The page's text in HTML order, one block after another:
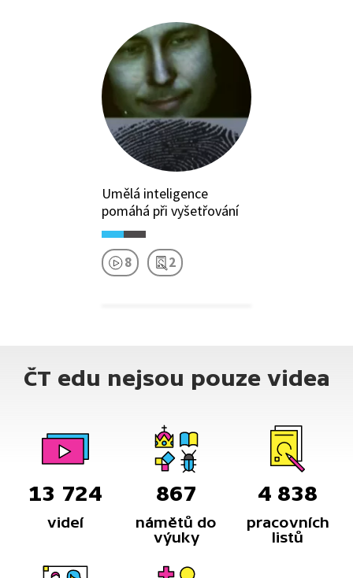
Umělá inteligence
pomáhá při vyšetřování
8 2
ČT edu nejsou pouze videa
13 724
videí
867
námětů do
výuky
4 838
pracovních
listů